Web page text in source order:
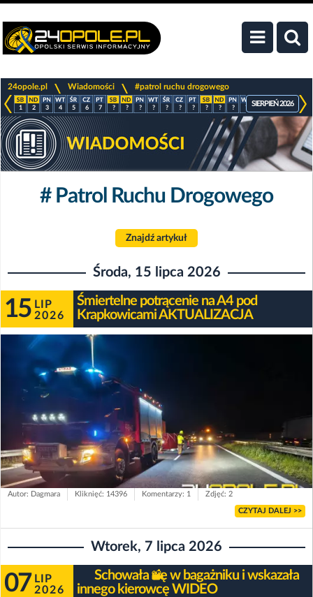
24opole.pl Wiadomości #patrol ruchu drogowego
1 2 3 4 5 6 7 ? ? ? ? ? ? ? ? ? ? ? ? ? ?
SIERPIEŃ 2026
# Patrol Ruchu Drogowego
Znajdź artykuł
Środa, 15 lipca 2026
15 LIP
2026
Śmiertelne potrącenie na A4 pod
Krapkowicami AKTUALIZACJA
Autor: Dagmara Kliknięć: 14396 Komentarzy: 1 Zdjęć: 2
CZYTAJ DALEJ >>
Wtorek, 7 lipca 2026
07 LIP
2026
Schowała się w bagażniku i wskazała
innego kierowcę WIDEO